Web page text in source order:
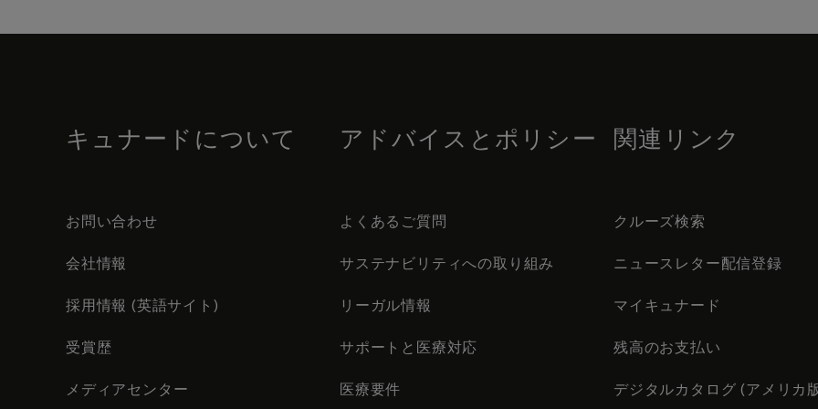
キュナードについて
お問い合わせ
会社情報
採用情報 (英語サイト)
受賞歴
メディアセンター
アドバイスとポリシー
よくあるご質問
サステナビリティへの取り組み
リーガル情報
サポートと医療対応
医療要件
関連リンク
クルーズ検索
ニュースレター配信登録
マイキュナード
残高のお支払い
デジタルカタログ (アメリカ